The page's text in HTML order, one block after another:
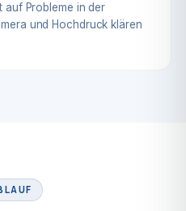
auf Probleme in der
und Hochdruck klären